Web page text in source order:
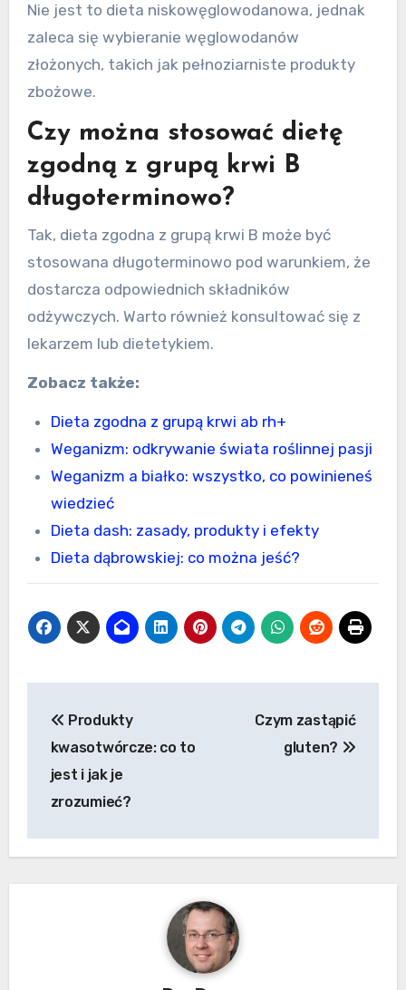
Nie jest to dieta niskowęglowodanowa, jednak
zaleca się wybieranie węglowodanów
złożonych, takich jak pełnoziarniste produkty
zbożowe.
Czy można stosować dietę
zgodną z grupą krwi B
długoterminowo?
Tak, dieta zgodna z grupą krwi B może być
stosowana długoterminowo pod warunkiem, że
dostarcza odpowiednich składników
odżywczych. Warto również konsultować się z
lekarzem lub dietetykiem.
Zobacz także:
Dieta zgodna z grupą krwi ab rh+
Weganizm: odkrywanie świata roślinnej pasji
Weganizm a białko: wszystko, co powinieneś
wiedzieć
Dieta dash: zasady, produkty i efekty
Dieta dąbrowskiej: co można jeść?
wpisu
Produkty
kwasotwórcze: co to
jest i jak je
zrozumieć?
Czym zastąpić
gluten?